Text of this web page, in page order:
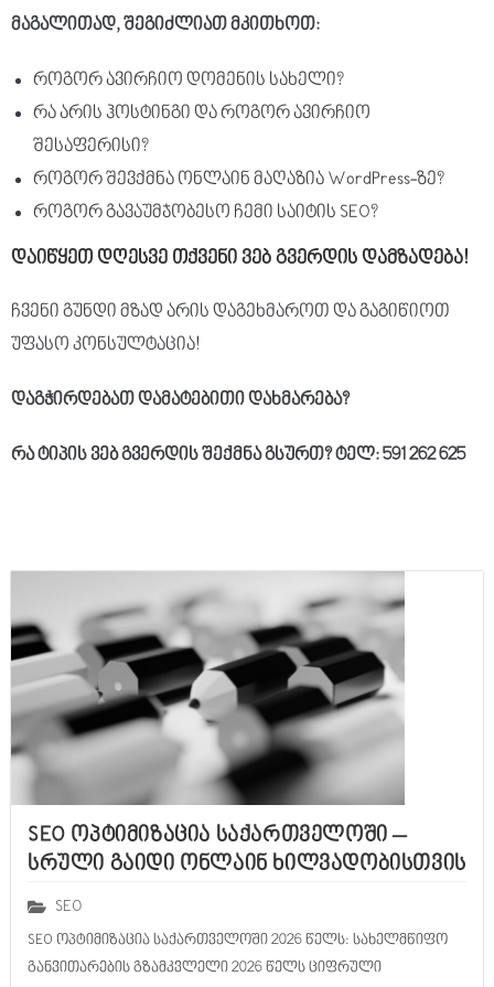
მაგალითად,შეგიძლიათმკითხოთ:
როგორ ავირჩიო დომენის სახელი?
რა არის ჰოსტინგი და როგორ ავირჩიო
შესაფერისი?
როგორ შევქმნა ონლაინ მაღაზია WordPress-ზე?
როგორ გავაუმჯობესო ჩემი საიტის SEO?
დაიწყეთ დღესვე თქვენი ვებ გვერდის დამზადება!
ჩვენი გუნდი მზად არის დაგეხმაროთ და გაგიწიოთ
უფასო კონსულტაცია!
დაგჭირდებათდამატებითიდახმარება?
რატიპისვებგვერდისშექმნაგსურთ? ტელ: 591 262 625
SEO ოპტიმიზაცია საქართველოში –
სრული გაიდი ონლაინ ხილვადობისთვის
SEO
SEO ოპტიმიზაცია საქართველოში 2026 წელს: სახელმწიფო
განვითარების გზამკვლელი 2026 წელს ციფრული